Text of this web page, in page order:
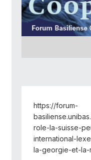
https://forum-
role-la-suisse-
international-
la-georgie-et-la-